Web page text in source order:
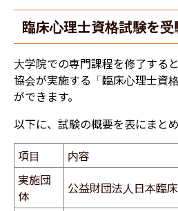
臨床心理士資格試験を受
大学院での専門課程を修了する
協会が実施する「臨床心理士資
ができます。
以下に、試験の概要を表にまとめ
項目
内容
実施団
体
公益財団法人日本臨